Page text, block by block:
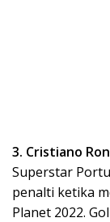
3. Cristiano
Superstar
penalti ketika
Planet 2022.